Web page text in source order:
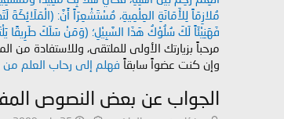
مُلازِمَاً لِلأَمَانَةِ العِلْمِيةِ، مُسْتَشْعِرَاً أَنَّ:
فَهَنِيْئَاً لَكَ سُلُوْكُ هَذَا السَّبِيْلِ؛ (وَمَنْ سَلَكَ طَرِيقًا
مرحباً بزيارتك الأولى للملتقى، وللاستفادة من
وإن كنت عضواً سابقاً فهلم إلى رحاب العلم من
الجواب عن بعض النصوص